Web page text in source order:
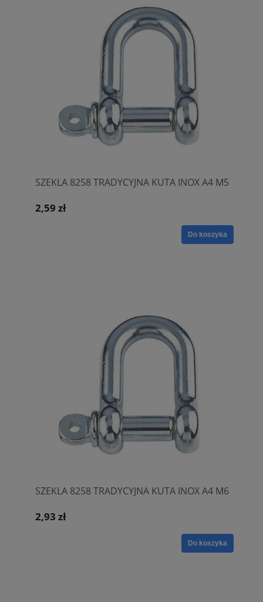
SZEKLA 8258 TRADYCYJNA KUTA INOX A4 M5
2,59 zł
Do koszyka
SZEKLA 8258 TRADYCYJNA KUTA INOX A4 M6
2,93 zł
Do koszyka